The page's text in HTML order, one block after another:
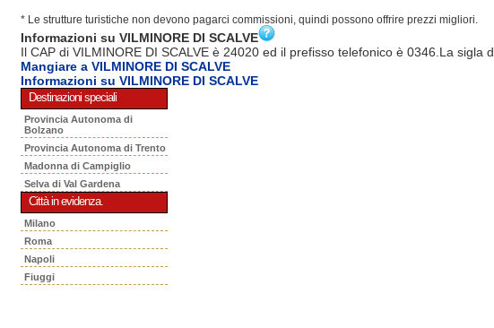
* Le strutture turistiche non devono pagarci commissioni, quindi possono offrire prezzi migliori.
Informazioni su VILMINORE DI SCALVE
Il CAP di VILMINORE DI SCALVE è 24020 ed il prefisso telefonico è 0346.La sigla
Mangiare a VILMINORE DI SCALVE
Informazioni su VILMINORE DI SCALVE
Destinazioni speciali
Provincia Autonoma di
Bolzano
Provincia Autonoma di Trento
Madonna di Campiglio
Selva di Val Gardena
Città in evidenza.
Milano
Roma
Napoli
Fiuggi